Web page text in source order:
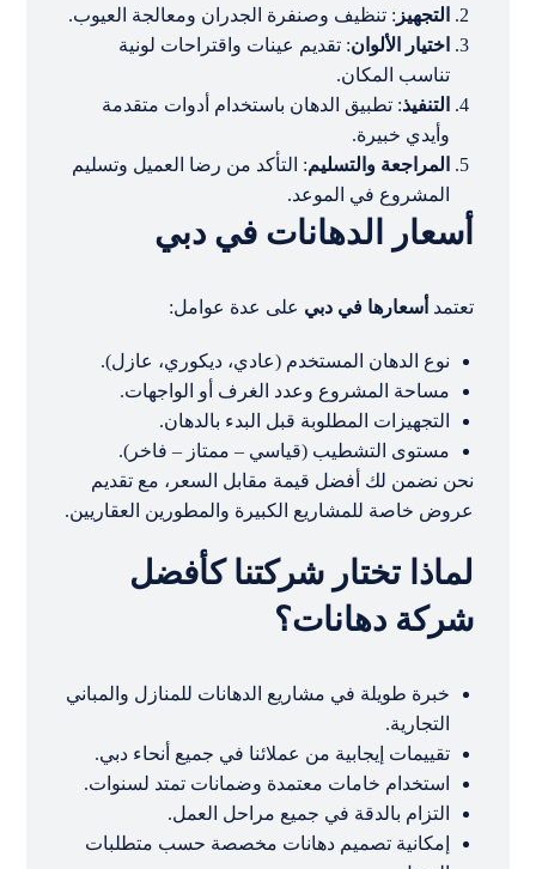
التجهيز : تنظيف وصنفرة الجدران ومعالجة العيوب.
اختيار الألوان: تقديم عينات واقتراحات لونية
تناسب المكان.
التنفيذ: تطبيق الدهان باستخدام أدوات متقدمة
وأيدي خبيرة.
المراجعة والتسليم: التأكد من رضا العميل وتسليم
المشروع في الموعد.
أسعار الدهانات في دبي
تعتمد أسعارها في دبي على عدة عوامل:
نوع الدهان المستخدم (عادي، ديكوري، عازل).
مساحة المشروع وعدد الغرف أو الواجهات.
التجهيزات المطلوبة قبل البدء بالدهان.
مستوى التشطيب (قياسي – ممتاز – فاخر).
نحن نضمن لك أفضل قيمة مقابل السعر، مع تقديم
عروض خاصة للمشاريع الكبيرة والمطورين العقاريين.
لماذا تختار شركتنا كأفضل
شركة دهانات؟
خبرة طويلة في مشاريع الدهانات للمنازل والمباني
التجارية.
تقييمات إيجابية من عملائنا في جميع أنحاء دبي.
استخدام خامات معتمدة وضمانات تمتد لسنوات.
التزام بالدقة في جميع مراحل العمل.
إمكانية تصميم دهانات مخصصة حسب متطلبات